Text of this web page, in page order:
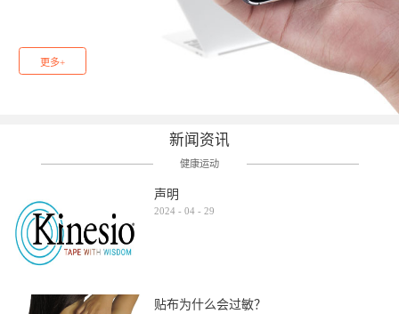
更多+
新闻资讯
健康运动
声明
2024 - 04 - 29
贴布为什么会过敏？